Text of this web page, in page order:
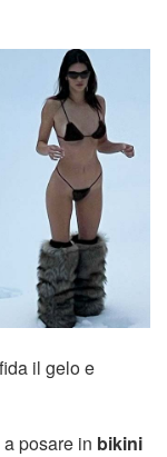
il gelo e
posare in bikini